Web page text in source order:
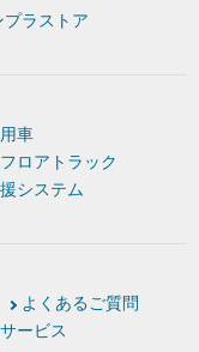
プラストア
車
ロアトラック
システム
よくあるご質問
ービス